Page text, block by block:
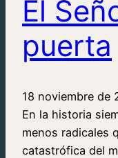
El
puerta
18 noviembre de
En la historia
menos radicales
catastrófica del